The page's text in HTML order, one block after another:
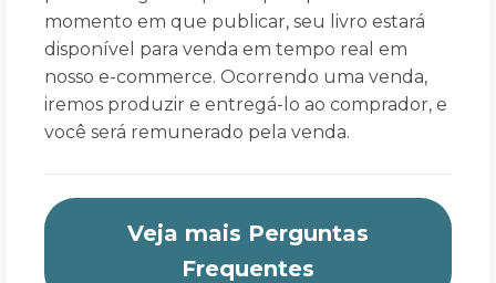
momento em que publicar, seu livro estará
disponível para venda em tempo real em
nosso e-commerce. Ocorrendo uma venda,
iremos produzir e entregá-lo ao comprador, e
você será remunerado pela venda.
Veja mais Perguntas
Frequentes